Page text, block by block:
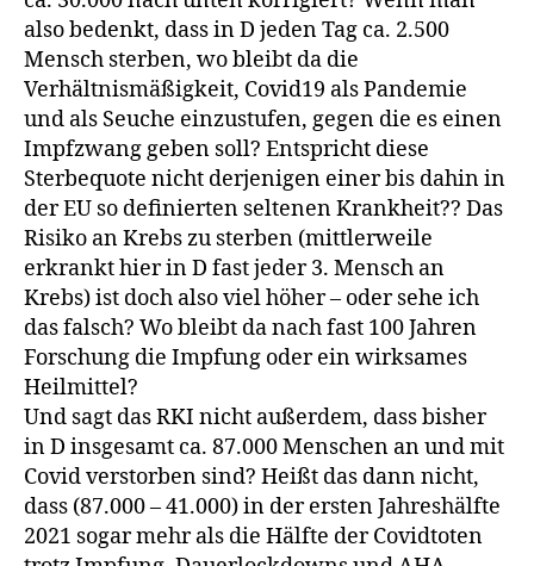
also bedenkt, dass in D jeden Tag ca. 2.500
Mensch sterben, wo bleibt da die
Verhältnismäßigkeit, Covid19 als Pandemie
und als Seuche einzustufen, gegen die es einen
Impfzwang geben soll? Entspricht diese
Sterbequote nicht derjenigen einer bis dahin in
der EU so definierten seltenen Krankheit?? Das
Risiko an Krebs zu sterben (mittlerweile
erkrankt hier in D fast jeder 3. Mensch an
Krebs) ist doch also viel höher – oder sehe ich
das falsch? Wo bleibt da nach fast 100 Jahren
Forschung die Impfung oder ein wirksames
Heilmittel?
Und sagt das RKI nicht außerdem, dass bisher
in D insgesamt ca. 87.000 Menschen an und mit
Covid verstorben sind? Heißt das dann nicht,
dass (87.000 – 41.000) in der ersten Jahreshälfte
2021 sogar mehr als die Hälfte der Covidtoten